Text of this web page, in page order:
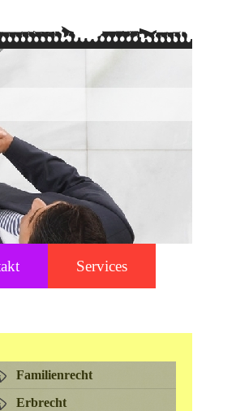
Services
Familienrecht
Erbrecht